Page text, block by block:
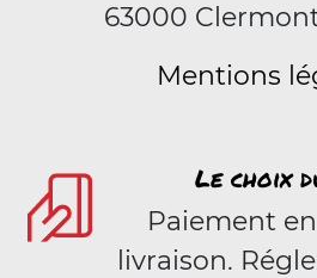
63000
Mentions
Le choix
Paiement
livraison.